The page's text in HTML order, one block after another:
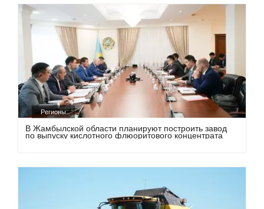
Регионы
В Жамбылской области планируют построить завод
по выпуску кислотного флюоритового концентрата